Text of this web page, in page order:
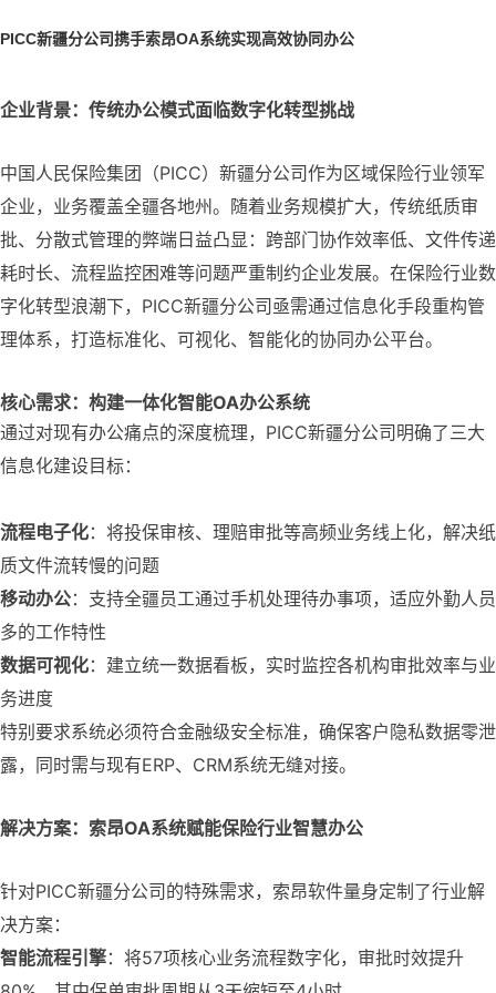
PICC新疆分公司携手索昂OA系统实现高效协同办公
企业背景：传统办公模式面临数字化转型挑战
中国人民保险集团（PICC）新疆分公司作为区域保险行业领军
企业，业务覆盖全疆各地州。随着业务规模扩大，传统纸质审
批、分散式管理的弊端日益凸显：跨部门协作效率低、文件传递
耗时长、流程监控困难等问题严重制约企业发展。在保险行业数
字化转型浪潮下，PICC新疆分公司亟需通过信息化手段重构管
理体系，打造标准化、可视化、智能化的协同办公平台。
核心需求：构建一体化智能OA办公系统
通过对现有办公痛点的深度梳理，PICC新疆分公司明确了三大
信息化建设目标：
流程电子化：将投保审核、理赔审批等高频业务线上化，解决纸
质文件流转慢的问题
移动办公：支持全疆员工通过手机处理待办事项，适应外勤人员
多的工作特性
数据可视化：建立统一数据看板，实时监控各机构审批效率与业
务进度
特别要求系统必须符合金融级安全标准，确保客户隐私数据零泄
露，同时需与现有ERP、CRM系统无缝对接。
解决方案：索昂OA系统赋能保险行业智慧办公
针对PICC新疆分公司的特殊需求，索昂软件量身定制了行业解
决方案：
智能流程引擎：将57项核心业务流程数字化，审批时效提升